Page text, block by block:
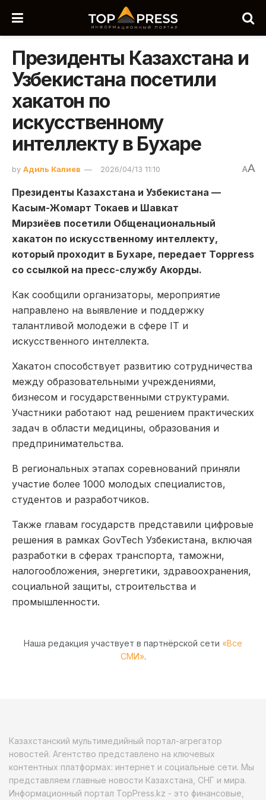
Президенты Казахстана и
Узбекистана посетили
хакатон по
искусственному
интеллекту в Бухаре
by Адиль Калиев 2026/04/13 11:10 AA
Президенты Казахстана и Узбекистана —
Касым-Жомарт Токаев и Шавкат
Мирзиёев посетили Общенациональный
хакатон по искусственному интеллекту,
который проходит в Бухаре, передает Toppress
со ссылкой на пресс-службу Акорды.
Как сообщили организаторы, мероприятие
направлено на выявление и поддержку
талантливой молодежи в сфере IT и
искусственного интеллекта.
Хакатон способствует развитию сотрудничества
между образовательными учреждениями,
бизнесом и государственными структурами.
Участники работают над решением практических
задач в области медицины, образования и
предпринимательства.
В региональных этапах соревнований приняли
участие более 1000 молодых специалистов,
студентов и разработчиков.
Также главам государств представили цифровые
решения в рамках GovTech Узбекистана, включая
разработки в сферах транспорта, таможни,
налогообложения, энергетики, здравоохранения,
социальной защиты, строительства и
промышленности.
Наша редакция участвует в партнёрской сети «Все
СМИ».
Казахстанский мультимедийный портал-агрегатор
новостей. Агентство представлено на ключевых
контентных платформах: интернет и социальные сети. Мы
представляем главные новости Казахстана, СНГ и мира.
Информационный портал TopPress.kz - это финансовые,